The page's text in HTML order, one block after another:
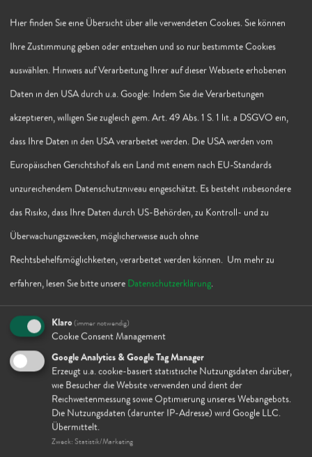
schlos­sen.
Da­ten­schutz:
So­fern in­ner­halb des In­ter­net­an­ge­bo­tes die
Mög­lich­keit der Ein­ga­be von per­sön­li­chen
E-​Mail-Adresse) be­steht, er­folgt diese frei­wil­
lig. Der Website-​Betreiber er­klärt aus­drück­
lich, dass er diese Daten nicht an Drit­te wei­
ter­gibt. Nä­he­res hier­zu fin­den Sie in un­se­rer
Da­ten­schutz­er­klä­rung
Quel­len:
De­sign­bü­ro D3
Ul­ri­ke Wetz­lar
Orts­stra­ße 80
07806 Dreba
Hier finden Sie eine Übersicht über alle verwendeten Cookies. Sie können
Ihre Zustimmung geben oder entziehen und so nur bestimmte Cookies
auswählen. Hinweis auf Verarbeitung Ihrer auf dieser Webseite erhobenen
Daten in den USA durch u.a. Google: Indem Sie die Verarbeitungen
akzeptieren, willigen Sie zugleich gem. Art. 49 Abs. 1 S. 1 lit. a DSGVO ein,
dass Ihre Daten in den USA verarbeitet werden. Die USA werden vom
Europäischen Gerichtshof als ein Land mit einem nach EU-Standards
unzureichendem Datenschutzniveau eingeschätzt. Es besteht insbesondere
das Risiko, dass Ihre Daten durch US-Behörden, zu Kontroll- und zu
Überwachungszwecken, möglicherweise auch ohne
Rechtsbehelfsmöglichkeiten, verarbeitet werden können. Um mehr zu
erfahren, lesen Sie bitte unsereDatenschutzerklärung.
Klaro(immer notwendig)
Cookie Consent Management
Google Analytics & Google Tag Manager
Erzeugt u.a. cookie-basiert statistische Nutzungsdaten darüber,
wie Besucher die Website verwenden und dient der
Reichweitenmessung sowie Optimierung unseres Webangebots.
Die Nutzungsdaten (darunter IP-Adresse) wird Google LLC.
Übermittelt.
Zweck: Statistik/Marketing